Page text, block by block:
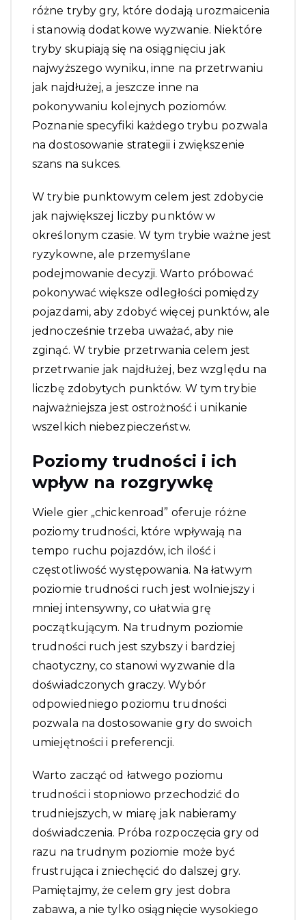
różne tryby gry, które dodają urozmaicenia
i stanowią dodatkowe wyzwanie. Niektóre
tryby skupiają się na osiągnięciu jak
najwyższego wyniku, inne na przetrwaniu
jak najdłużej, a jeszcze inne na
pokonywaniu kolejnych poziomów.
Poznanie specyfiki każdego trybu pozwala
na dostosowanie strategii i zwiększenie
szans na sukces.
W trybie punktowym celem jest zdobycie
jak największej liczby punktów w
określonym czasie. W tym trybie ważne jest
ryzykowne, ale przemyślane
podejmowanie decyzji. Warto próbować
pokonywać większe odległości pomiędzy
pojazdami, aby zdobyć więcej punktów, ale
jednocześnie trzeba uważać, aby nie
zginąć. W trybie przetrwania celem jest
przetrwanie jak najdłużej, bez względu na
liczbę zdobytych punktów. W tym trybie
najważniejsza jest ostrożność i unikanie
wszelkich niebezpieczeństw.
Poziomy trudności i ich
wpływ na rozgrywkę
Wiele gier „chickenroad” oferuje różne
poziomy trudności, które wpływają na
tempo ruchu pojazdów, ich ilość i
częstotliwość występowania. Na łatwym
poziomie trudności ruch jest wolniejszy i
mniej intensywny, co ułatwia grę
początkującym. Na trudnym poziomie
trudności ruch jest szybszy i bardziej
chaotyczny, co stanowi wyzwanie dla
doświadczonych graczy. Wybór
odpowiedniego poziomu trudności
pozwala na dostosowanie gry do swoich
umiejętności i preferencji.
Warto zacząć od łatwego poziomu
trudności i stopniowo przechodzić do
trudniejszych, w miarę jak nabieramy
doświadczenia. Próba rozpoczęcia gry od
razu na trudnym poziomie może być
frustrująca i zniechęcić do dalszej gry.
Pamiętajmy, że celem gry jest dobra
zabawa, a nie tylko osiągnięcie wysokiego